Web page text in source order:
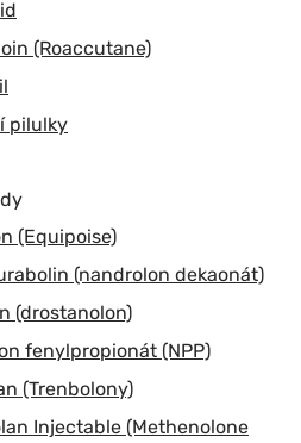
(Roaccutane)
pilulky
(Equipoise)
(nandrolon dekaonát)
(drostanolon)
fenylpropionát (NPP)
(Trenbolony)
Injectable (Methenolone